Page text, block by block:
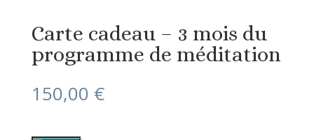
Carte cadeau – 3 mois du
programme de méditation
150,00 €